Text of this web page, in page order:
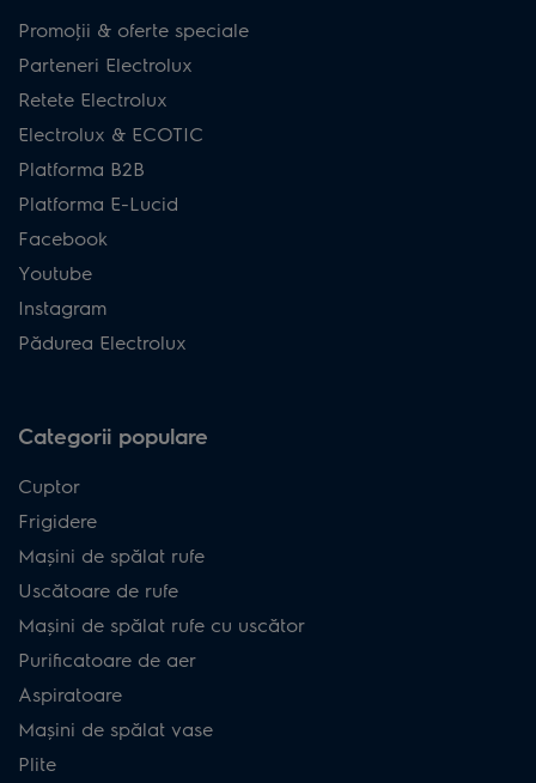
Promoţii & oferte speciale
Parteneri Electrolux
Retete Electrolux
Electrolux & ECOTIC
Platforma B2B
Platforma E-Lucid
Facebook
Youtube
Instagram
Pădurea Electrolux
Categorii populare
Cuptor
Frigidere
Mașini de spălat rufe
Uscătoare de rufe
Mașini de spălat rufe cu uscător
Purificatoare de aer
Aspiratoare
Mașini de spălat vase
Plite